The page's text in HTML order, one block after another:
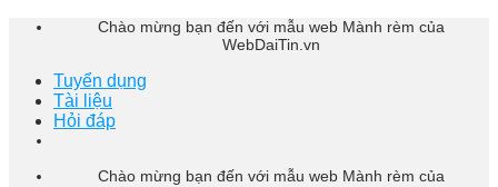
Skip
Chào mừng bạn đến với mẫu web Mành rèm của
WebDaiTin.vn
Tuyển dụng
Tài liệu
Hỏi đáp
Chào mừng bạn đến với mẫu web Mành rèm của